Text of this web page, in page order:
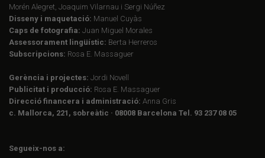
Morén Alegret, Joaquim Vilarnau i Sergi Núñez
Disseny i maquetació: Manuel Cuyàs
Caps de fotografia: Juan Miguel Morales
Assessorament lingüístic: Berta Herreros
Subscripcions: Rosa E. Massaguer
Gerència i projectes: Jordi Novell
Publicitat i producció: Rosa E. Massaguer
Direcció financera i administració: Anna Gris
c. Mallorca, 221, sobreàtic · 08008 Barcelona Tel. 93 237 08 05
Segueix-nos a: